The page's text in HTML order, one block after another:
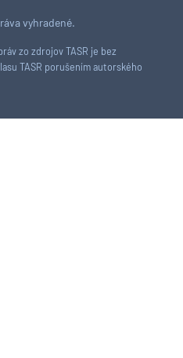
vyhradené.
zo zdrojov TASR je bez
TASR porušením autorského